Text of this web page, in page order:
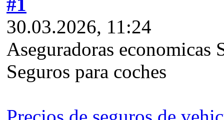
30.03.2026, 11:24
Aseguradoras economicas
Seguros para coches